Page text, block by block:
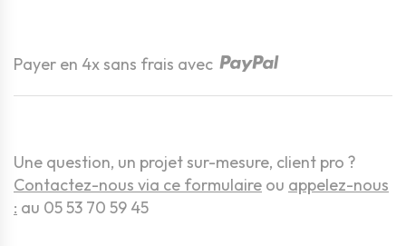
Payer en 4x sans frais avec
Une question, un projet sur-mesure, client pro ?
Contactez-nous via ce formulaire ou appelez-nous
: au 05 53 70 59 45